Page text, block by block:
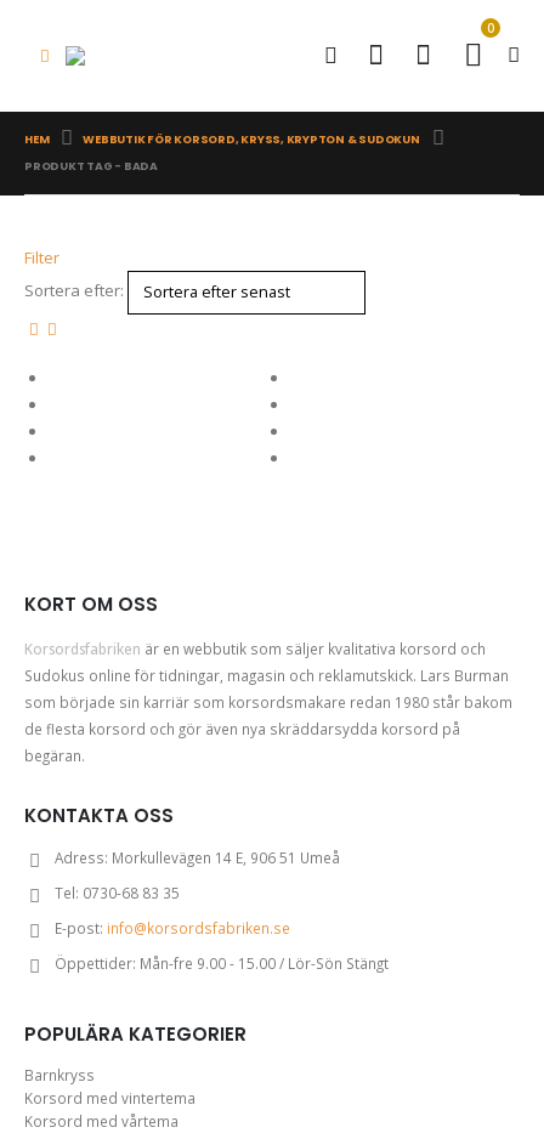
0
HEM
WEBBUTIK FÖR KORSORD, KRYSS, KRYPTON & SUDOKUN
PRODUKT TAG - BADA
Filter
Sortera efter:
KORT OM OSS
Korsordsfabriken är en webbutik som säljer kvalitativa korsord och
Sudokus online för tidningar, magasin och reklamutskick. Lars Burman
som började sin karriär som korsordsmakare redan 1980 står bakom
de flesta korsord och gör även nya skräddarsydda korsord på
begäran.
KONTAKTA OSS
Adress: Morkullevägen 14 E, 906 51 Umeå
Tel: 0730-68 83 35
E-post: info@korsordsfabriken.se
Öppettider: Mån-fre 9.00 - 15.00 / Lör-Sön Stängt
POPULÄRA KATEGORIER
Barnkryss
Korsord med vintertema
Korsord med vårtema